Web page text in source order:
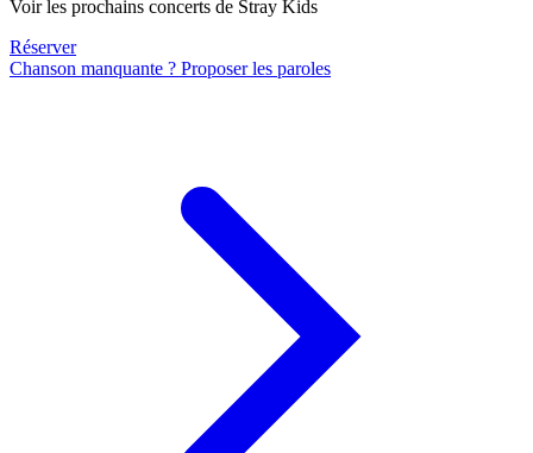
Voir les prochains concerts de Stray Kids
Réserver
Chanson manquante ? Proposer les paroles